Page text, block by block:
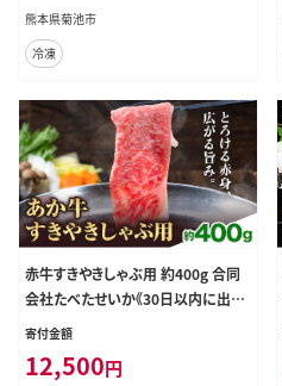
ぶ サーロイン 熊本県産 菊池市 送料
無料 ---069-2054---
熊本県菊池市
冷凍
赤牛すきやきしゃぶ用 約400g 合同
会社たべたせいか《30日以内に出荷
予定(土日祝除く)》赤牛 すき焼き し
県産 九州産 国産 冷凍 送料無料 ---
寄付金額
12,500円